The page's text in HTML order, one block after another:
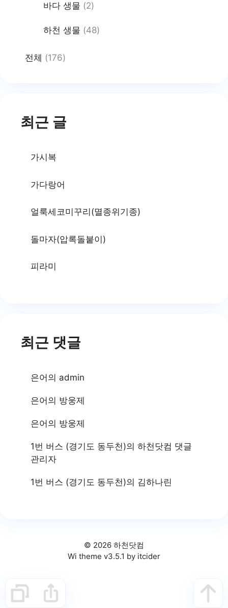
바다 생물 (2)
하천 생물 (48)
전체 (176)
최근 글
가시복
가다랑어
얼룩세코미꾸리(멸종위기종)
돌마자(압록돌붙이)
피라미
최근 댓글
은어 의 admin
은어 의 방웅제
은어 의 방웅제
1번 버스 (경기도 동두천)의 하천닷컴 댓글
관리자
1번 버스 (경기도 동두천)의 김하나린
© 2026 하천닷컴
Wi theme v3.5.1 by itcider